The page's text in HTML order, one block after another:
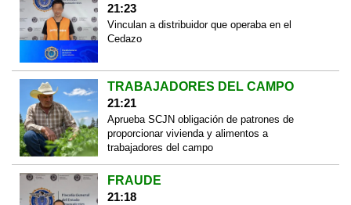
21:23
Vinculan a distribuidor que operaba en el
Cedazo
TRABAJADORES DEL CAMPO
21:21
Aprueba SCJN obligación de patrones de
proporcionar vivienda y alimentos a
trabajadores del campo
FRAUDE
21:18